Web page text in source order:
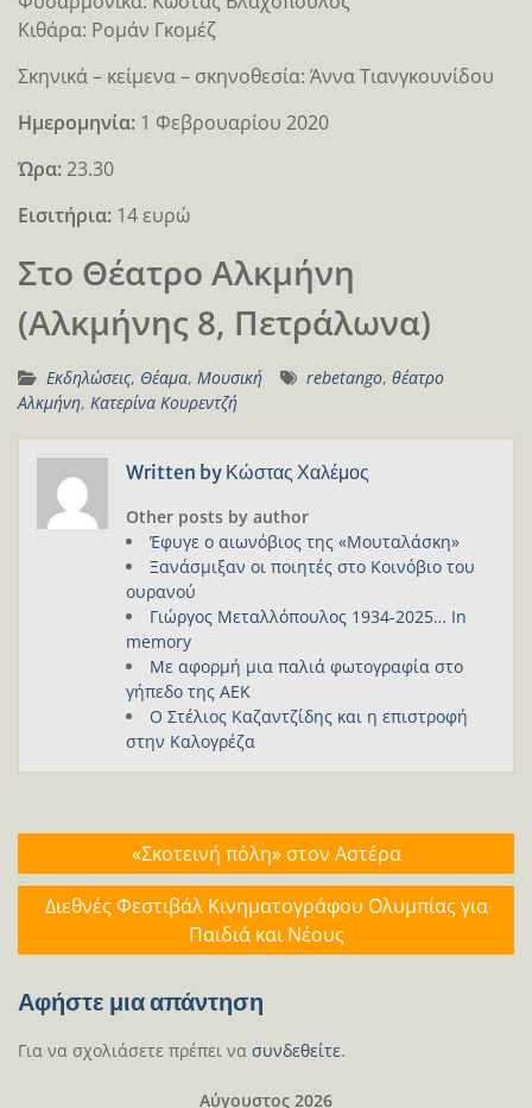
Κιθάρα: Ρομάν Γκομέζ
Σκηνικά – κείμενα – σκηνοθεσία: Άννα Τιανγκουνίδου
Ημερομηνία: 1 Φεβρουαρίου 2020
Ώρα:23.30
Εισιτήρια: 14 ευρώ
Στο Θέατρο Αλκμήνη
(Αλκμήνης 8, Πετράλωνα)
Εκδηλώσεις, Θέαμα, Μουσική rebetango, θέατρο
Αλκμήνη, Κατερίνα Κουρεντζή
Written by Κώστας Χαλέμος
Other posts by author
Έφυγε ο αιωνόβιος της «Μουταλάσκη»
Ξανάσμιξαν οι ποιητές στο Κοινόβιο του
ουρανού
Γιώργος Μεταλλόπουλος 1934-2025… In
memory
Με αφορμή μια παλιά φωτογραφία στο
γήπεδο της ΑΕΚ
Ο Στέλιος Καζαντζίδης και η επιστροφή
στην Καλογρέζα
Πλοήγηση
άρθρων
«Σκοτεινή πόλη» στον Αστέρα
Διεθνές Φεστιβάλ Κινηματογράφου Ολυμπίας για
Παιδιά και Νέους
Αφήστε μια απάντηση
Για να σχολιάσετε πρέπει να συνδεθείτε.
Αύγουστος 2026